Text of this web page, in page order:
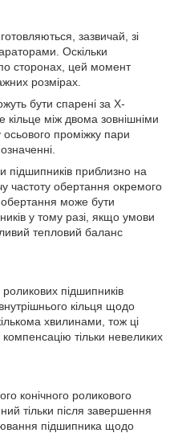
зазвичай, зі
Оскільки
сторонах, цей момент
розмірах.
бути спарені за Х-
між двома зовнішніми
проміжку пари
підшипників приблизно на
частоту обертання окремого
може бути
у тому разі, якщо умови
тепловий баланс
підшипників
кільця щодо
хвилинами, тож ці
тільки невеликих
конічного роликового
тільки після завершення
підшипника щодо